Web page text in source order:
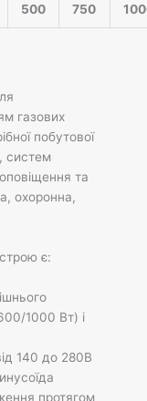
500 750
газових
побутової
систем
та
охоронна,
є:
1000 Вт) і
140 до 280В
протягом